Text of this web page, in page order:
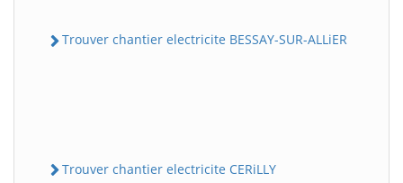
Trouver chantier electricite BESSAY-SUR-ALLiER
Trouver chantier electricite CERiLLY